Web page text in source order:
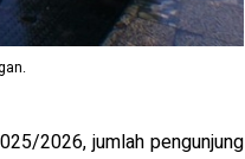
2026, jumlah pengunjung